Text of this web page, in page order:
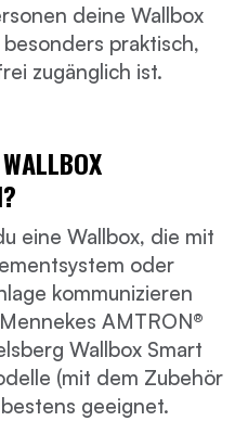
deine Wallbox
praktisch,
zugänglich ist.
eine Wallbox, die mit
oder
kommunizieren
AMTRON®
Wallbox Smart
(mit dem Zubehör
geeignet.